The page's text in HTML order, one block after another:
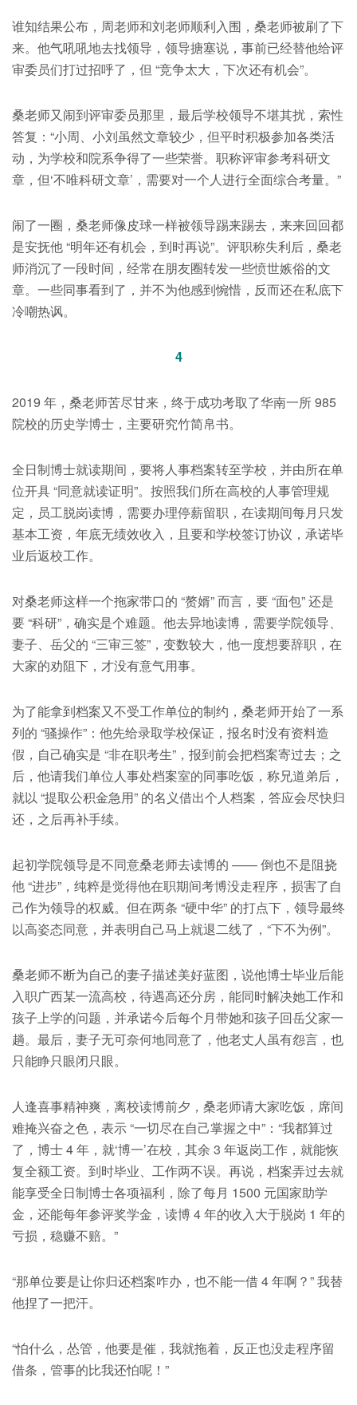
谁知结果公布，周老师和刘老师顺利入围，桑老师被刷了下
来。他气吼吼地去找领导，领导搪塞说，事前已经替他给评
审委员们打过招呼了，但 “竞争太大，下次还有机会”。
桑老师又闹到评审委员那里，最后学校领导不堪其扰，索性
答复：“小周、小刘虽然文章较少，但平时积极参加各类活
动，为学校和院系争得了一些荣誉。职称评审参考科研文
章，但‘不唯科研文章’，需要对一个人进行全面综合考量。”
闹了一圈，桑老师像皮球一样被领导踢来踢去，来来回回都
是安抚他 “明年还有机会，到时再说”。评职称失利后，桑老
师消沉了一段时间，经常在朋友圈转发一些愤世嫉俗的文
章。一些同事看到了，并不为他感到惋惜，反而还在私底下
冷嘲热讽。
4
2019 年，桑老师苦尽甘来，终于成功考取了华南一所 985
院校的历史学博士，主要研究竹简帛书。
全日制博士就读期间，要将人事档案转至学校，并由所在单
位开具 “同意就读证明”。按照我们所在高校的人事管理规
定，员工脱岗读博，需要办理停薪留职，在读期间每月只发
基本工资，年底无绩效收入，且要和学校签订协议，承诺毕
业后返校工作。
对桑老师这样一个拖家带口的 “赘婿” 而言，要 “面包” 还是
要 “科研”，确实是个难题。他去异地读博，需要学院领导、
妻子、岳父的 “三审三签”，变数较大，他一度想要辞职，在
大家的劝阻下，才没有意气用事。
为了能拿到档案又不受工作单位的制约，桑老师开始了一系
列的 “骚操作”：他先给录取学校保证，报名时没有资料造
假，自己确实是 “非在职考生”，报到前会把档案寄过去；之
后，他请我们单位人事处档案室的同事吃饭，称兄道弟后，
就以 “提取公积金急用” 的名义借出个人档案，答应会尽快归
还，之后再补手续。
起初学院领导是不同意桑老师去读博的 —— 倒也不是阻挠
他 “进步”，纯粹是觉得他在职期间考博没走程序，损害了自
己作为领导的权威。但在两条 “硬中华” 的打点下，领导最终
以高姿态同意，并表明自己马上就退二线了，“下不为例”。
桑老师不断为自己的妻子描述美好蓝图，说他博士毕业后能
入职广西某一流高校，待遇高还分房，能同时解决她工作和
孩子上学的问题，并承诺今后每个月带她和孩子回岳父家一
趟。最后，妻子无可奈何地同意了，他老丈人虽有怨言，也
只能睁只眼闭只眼。
人逢喜事精神爽，离校读博前夕，桑老师请大家吃饭，席间
难掩兴奋之色，表示 “一切尽在自己掌握之中”：“我都算过
了，博士 4 年，就‘博一’在校，其余 3 年返岗工作，就能恢
复全额工资。到时毕业、工作两不误。再说，档案弄过去就
能享受全日制博士各项福利，除了每月 1500 元国家助学
金，还能每年参评奖学金，读博 4 年的收入大于脱岗 1 年的
亏损，稳赚不赔。”
“那单位要是让你归还档案咋办，也不能一借 4 年啊？” 我替
他捏了一把汗。
“怕什么，怂管，他要是催，我就拖着，反正也没走程序留
借条，管事的比我还怕呢！”